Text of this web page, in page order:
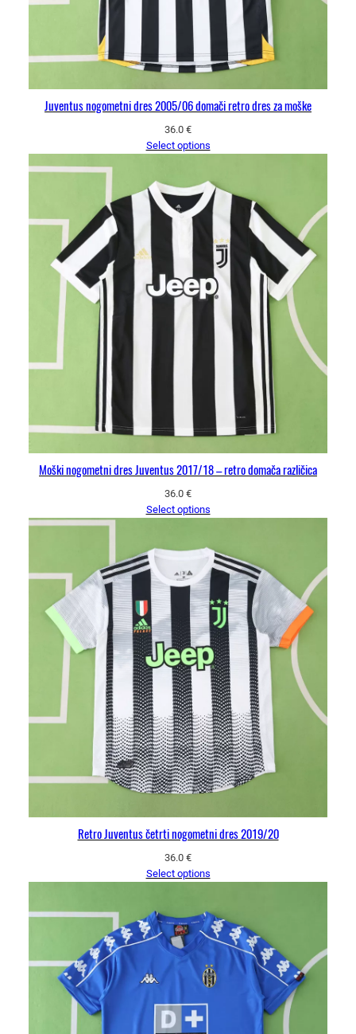
Juventus nogometni dres 2005/06 domači retro dres za moške
36.0 €
Select options
Moški nogometni dres Juventus 2017/18 – retro domača različica
36.0 €
Select options
Retro Juventus četrti nogometni dres 2019/20
36.0 €
Select options